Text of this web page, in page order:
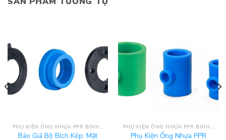
PHỤ KIỆN ỐNG NHỰA PPR BÌNH MINH
Báo Giá Bộ Bích Kép: Mặt
PHỤ KIỆN ỐNG NHỰA PPR BÌNH MINH
Phụ Kiện Ống Nhựa PPR